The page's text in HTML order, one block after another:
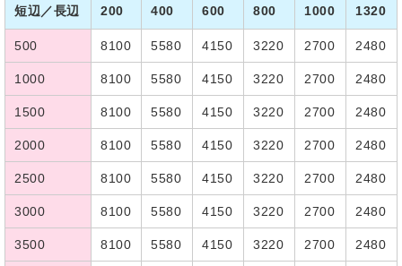
短辺／長辺
200 400 600 800 1000 1320
500 8100 5580 4150 3220 2700 2480
1000 8100 5580 4150 3220 2700 2480
1500 8100 5580 4150 3220 2700 2480
2000 8100 5580 4150 3220 2700 2480
2500 8100 5580 4150 3220 2700 2480
3000 8100 5580 4150 3220 2700 2480
3500 8100 5580 4150 3220 2700 2480